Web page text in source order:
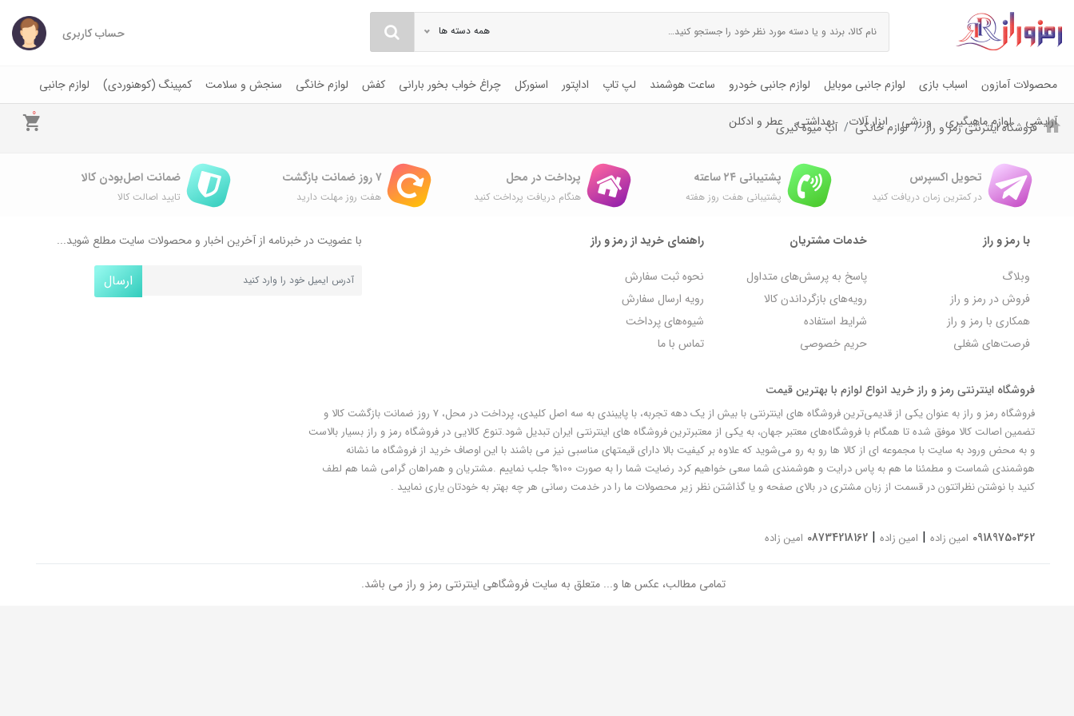
همه دسته ها حساب کاربری
محصولات آمازون اسباب بازی لوازم جانبی موبایل لوازم جانبی خودرو ساعت هوشمند لپ تاپ اداپتور اسنورکل چراغ خواب بخور بارانی کفش لوازم خانگی سنجش و سلامت کمپینگ (کوهنوردی) لوازم جانبی
آرایشی لوازم ماهیگیری ورزشی ابزار آلات بهداشتی عطر و ادکلن
0
فروشگاه اینترنتی رمز و راز لوازم خانگی آب میوه گیری
تحویل اکسپرس
در کمترین زمان دریافت کنید
پشتیبانی ۲۴ ساعته
پشتیبانی هفت روز هفته
پرداخت در محل
هنگام دریافت پرداخت کنید
۷ روز ضمانت بازگشت
هفت روز مهلت دارید
ضمانت اصل‌بودن کالا
تایید اصالت کالا
با رمز و راز
وبلاگ
فروش در رمز و راز
همکاری با رمز و راز
فرصت‌های شغلی
خدمات مشتریان
پاسخ به پرسش‌های متداول
رویه‌های بازگرداندن کالا
شرایط استفاده
حریم خصوصی
راهنمای خرید از رمز و راز
نحوه ثبت سفارش
رویه ارسال سفارش
شیوه‌های پرداخت
تماس با ما
با عضویت در خبرنامه از آخرین اخبار و محصولات سایت مطلع شوید...
ارسال
فروشگاه اینترنتی رمز و راز خرید انواع لوازم با بهترین قیمت
فروشگاه رمز و راز به عنوان یکی از قدیمی‌ترین فروشگاه های اینترنتی با بیش از یک دهه تجربه، با پایبندی به سه اصل کلیدی، پرداخت در محل، 7 روز ضمانت بازگشت کالا و
تضمین اصالت کالا موفق شده تا همگام با فروشگاه‌های معتبر جهان، به یکی از معتبرترین فروشگاه های اینترنتی ایران تبدیل شود.تنوع کالایی در فروشگاه رمز و راز بسیار بالاست
و به محض ورود به سایت با مجموعه ای از کالا ها رو به رو می‌شوید که علاوه بر کیفیت بالا دارای قیمتهای مناسبی نیز می باشند با این اوصاف خرید از فروشگاه ما نشانه
هوشمندی شماست و مطمئنا ما هم به پاس درایت و هوشمندی شما سعی خواهیم کرد رضایت شما را به صورت 100% جلب نماییم .مشتریان و همراهان گرامی شما هم لطف
کنید با نوشتن نظراتتون در قسمت از زبان مشتری در بالای صفحه و یا گذاشتن نظر زیر محصولات ما را در خدمت رسانی هر چه بهتر به خودتان یاری نمایید .
09189750362 امین زاده | امین زاده |
08734218162 امین زاده
تمامی مطالب، عکس ها و... متعلق به سایت فروشگاهی اینترنتی رمز و راز می باشد.